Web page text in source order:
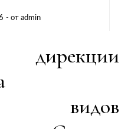
- отadmin
видов